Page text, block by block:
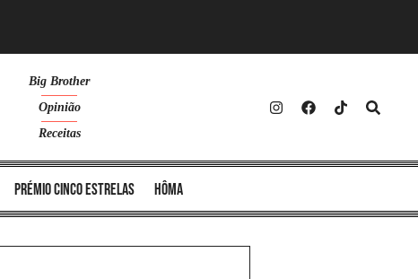
Big Brother
Opinião
Receitas
Prémio Cinco Estrelas Hôma